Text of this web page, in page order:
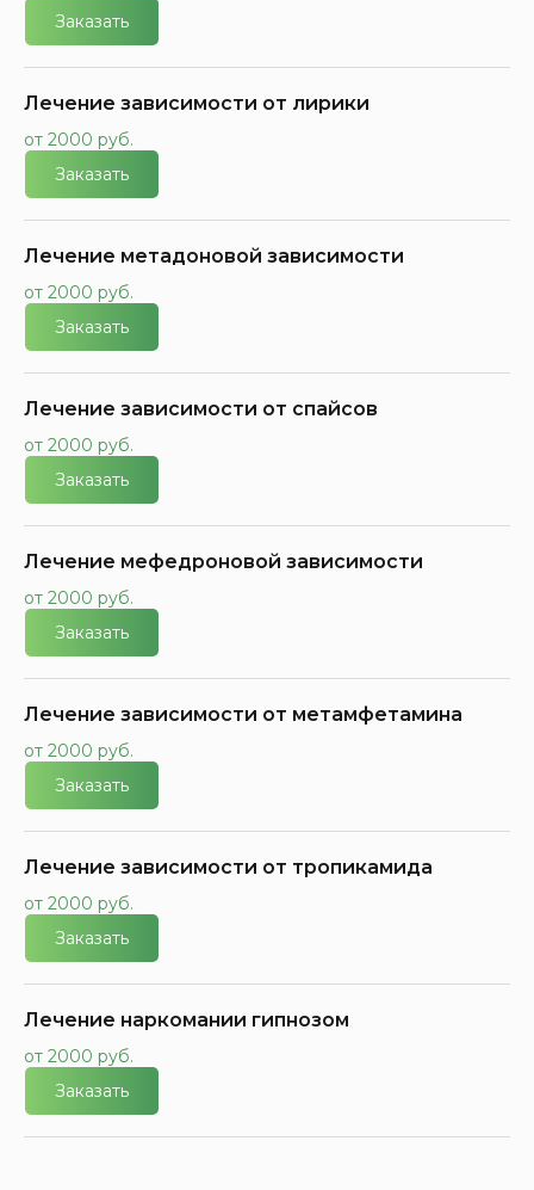
Заказать
Лечение зависимости от лирики
от 2000 руб.
Заказать
Лечение метадоновой зависимости
от 2000 руб.
Заказать
Лечение зависимости от спайсов
от 2000 руб.
Заказать
Лечение мефедроновой зависимости
от 2000 руб.
Заказать
Лечение зависимости от метамфетамина
от 2000 руб.
Заказать
Лечение зависимости от тропикамида
от 2000 руб.
Заказать
Лечение наркомании гипнозом
от 2000 руб.
Заказать